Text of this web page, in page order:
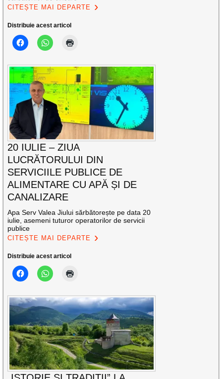
CITEȘTE MAI DEPARTE
Distribuie acest articol
20 IULIE – ZIUA
LUCRĂTORULUI DIN
SERVICIILE PUBLICE DE
ALIMENTARE CU APĂ ȘI DE
CANALIZARE
Apa Serv Valea Jiului sărbătorește pe data 20
iulie, asemeni tuturor operatorilor de servicii
publice
CITEȘTE MAI DEPARTE
Distribuie acest articol